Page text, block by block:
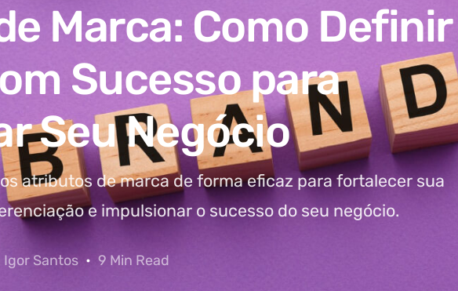
Marca: Como Definir
Sucesso para
Seu Negócio
atributos de marca de forma eficaz para fortalecer sua
e impulsionar o sucesso do seu negócio.
Igor Santos 9 Min Read